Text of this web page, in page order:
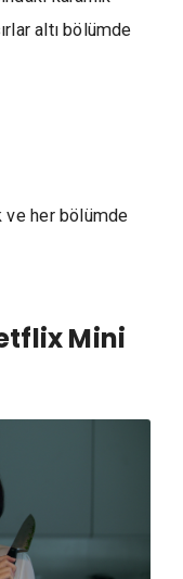
altı bölümde
ve her bölümde
Mini